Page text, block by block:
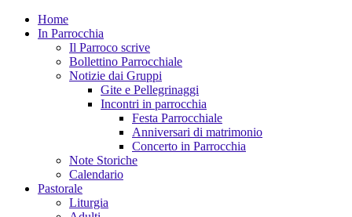
Home
In Parrocchia
Il Parroco scrive
Bollettino Parrocchiale
Notizie dai Gruppi
Gite e Pellegrinaggi
Incontri in parrocchia
Festa Parrocchiale
Anniversari di matrimonio
Concerto in Parrocchia
Note Storiche
Calendario
Pastorale
Liturgia